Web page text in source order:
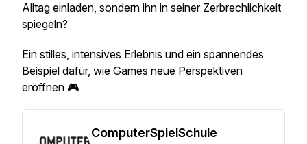
Alltag einladen, sondern ihn in seiner Zerbrechlichkeit
spiegeln?
Ein stilles, intensives Erlebnis und ein spannendes
Beispiel dafür, wie Games neue Perspektiven
eröffnen 🎮
ComputerSpielSchule